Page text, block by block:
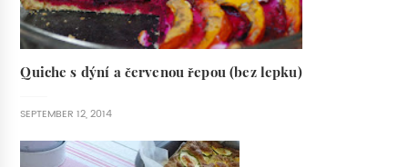
Quiche s dýní a červenou řepou (bez lepku)
SEPTEMBER 12, 2014